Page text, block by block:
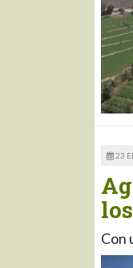
23
Con